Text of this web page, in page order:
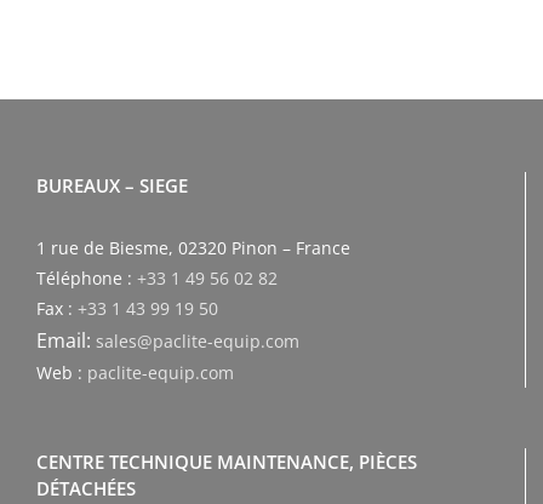
BUREAUX – SIEGE
1 rue de Biesme, 02320 Pinon – France
Téléphone : +33 1 49 56 02 82
Fax : +33 1 43 99 19 50
Email: sales@paclite-equip.com
Web : paclite-equip.com
CENTRE TECHNIQUE MAINTENANCE, PIÈCES
DÉTACHÉES